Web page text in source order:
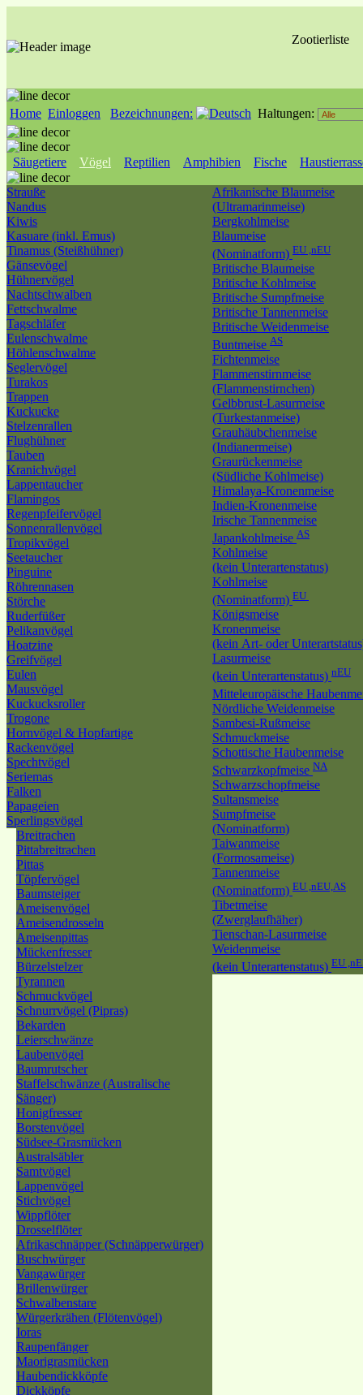
Zootierliste
Home Einloggen Bezeichnungen: Haltungen:
Säugetiere Vögel Reptilien Amphibien Fische
Strauße
Nandus
Kiwis
Kasuare (inkl. Emus)
Tinamus (Steißhühner)
Gänsevögel
Hühnervögel
Nachtschwalben
Fettschwalme
Tagschläfer
Eulenschwalme
Höhlenschwalme
Seglervögel
Turakos
Trappen
Kuckucke
Stelzenrallen
Flughühner
Tauben
Kranichvögel
Lappentaucher
Flamingos
Regenpfeifervögel
Sonnenrallenvögel
Tropikvögel
Seetaucher
Pinguine
Röhrennasen
Störche
Ruderfüßer
Pelikanvögel
Hoatzine
Greifvögel
Eulen
Mausvögel
Kuckucksroller
Trogone
Hornvögel & Hopfartige
Rackenvögel
Spechtvögel
Seriemas
Falken
Papageien
Sperlingsvögel
Breitrachen
Pittabreitrachen
Pittas
Töpfervögel
Baumsteiger
Ameisenvögel
Ameisendrosseln
Ameisenpittas
Mückenfresser
Bürzelstelzer
Tyrannen
Schmuckvögel
Schnurrvögel (Pipras)
Bekarden
Leierschwänze
Laubenvögel
Baumrutscher
Staffelschwänze (Australische
Sänger)
Honigfresser
Borstenvögel
Südsee-Grasmücken
Australsäbler
Samtvögel
Lappenvögel
Stichvögel
Wippflöter
Drosselflöter
Afrikaschnäpper (Schnäpperwürger)
Buschwürger
Vangawürger
Brillenwürger
Schwalbenstare
Würgerkrähen (Flötenvögel)
Ioras
Raupenfänger
Maorigrasmücken
Haubendickköpfe
Dickköpfe
Afrikanische Blaumeise
(Ultramarinmeise)
Bergkohlmeise
Blaumeise
(Nominatform) EU ,nEU
Britische Blaumeise
Britische Kohlmeise
Britische Sumpfmeise
Britische Tannenmeise
Britische Weidenmeise
Buntmeise AS
Fichtenmeise
Flammenstirnmeise
(Flammenstirnchen)
Gelbbrust-Lasurmeise
(Turkestanmeise)
Grauhäubchenmeise
(Indianermeise)
Graurückenmeise
(Südliche Kohlmeise)
Himalaya-Kronenmeise
Indien-Kronenmeise
Irische Tannenmeise
Japankohlmeise AS
Kohlmeise
(kein Unterartenstatus)
Kohlmeise
(Nominatform) EU
Königsmeise
Kronenmeise
(kein Art- oder
Lasurmeise
(kein Unterartenstatus) nEU
Mitteleuropäische
Nördliche Weidenmeise
Sambesi-Rußmeise
Schmuckmeise
Schottische Haubenmeise
Schwarzkopfmeise NA
Schwarzschopfmeise
Sultansmeise
Sumpfmeise
(Nominatform)
Taiwanmeise
(Formosameise)
Tannenmeise
(Nominatform) EU ,nEU,AS
Tibetmeise
(Zwerglaufhäher)
Tienschan-Lasurmeise
Weidenmeise
(kein Unterartenstatus) EU